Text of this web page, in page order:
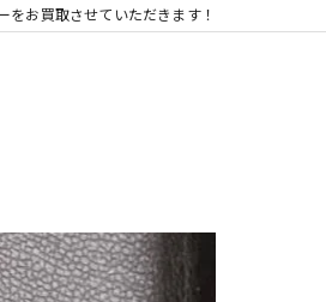
をお買取させていただきます！